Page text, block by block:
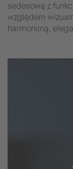
sedesową z
względem
harmonijną,